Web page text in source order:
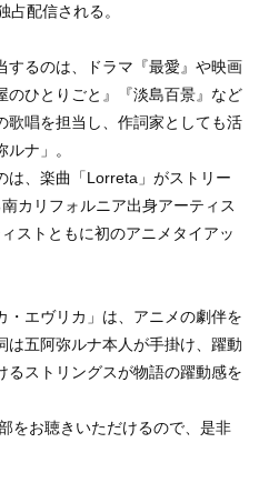
占配信される。
するのは、ドラマ『最愛』や映画
のひとりごと』『淡島百景』など
歌唱を担当し、作詞家としても活
ナ」。
は、楽曲「Lorreta」がストリー
カリフォルニア出身アーティス
ストともに初のアニメタイアッ
・エヴリカ」は、アニメの劇伴を
は五阿弥ルナ本人が手掛け、躍動
るストリングスが物語の躍動感を
をお聴きいただけるので、是非